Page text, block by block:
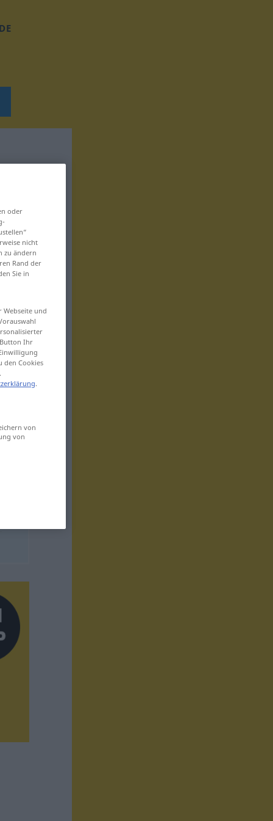
oder
nicht
zu ändern
Rand der
Sie in
und
Ihr
den Cookies
.
von
von